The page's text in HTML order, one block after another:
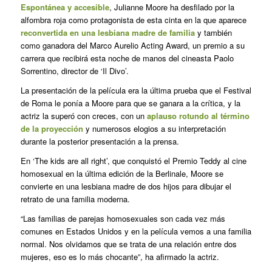
Espontánea y accesible, Julianne Moore ha desfilado por la
alfombra roja como protagonista de esta cinta en la que aparece
reconvertida en una lesbiana madre de familia y también
como ganadora del Marco Aurelio Acting Award, un premio a su
carrera que recibirá esta noche de manos del cineasta Paolo
Sorrentino, director de ‘Il Divo’.
La presentación de la película era la última prueba que el Festival
de Roma le ponía a Moore para que se ganara a la crítica, y la
actriz la superó con creces, con un aplauso rotundo al término
de la proyección y numerosos elogios a su interpretación
durante la posterior presentación a la prensa.
En ‘The kids are all right’, que conquistó el Premio Teddy al cine
homosexual en la última edición de la Berlinale, Moore se
convierte en una lesbiana madre de dos hijos para dibujar el
retrato de una familia moderna.
“Las familias de parejas homosexuales son cada vez más
comunes en Estados Unidos y en la película vemos a una familia
normal. Nos olvidamos que se trata de una relación entre dos
mujeres, eso es lo más chocante”, ha afirmado la actriz.